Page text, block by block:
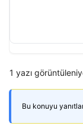
1 yazı
Bu konuyu